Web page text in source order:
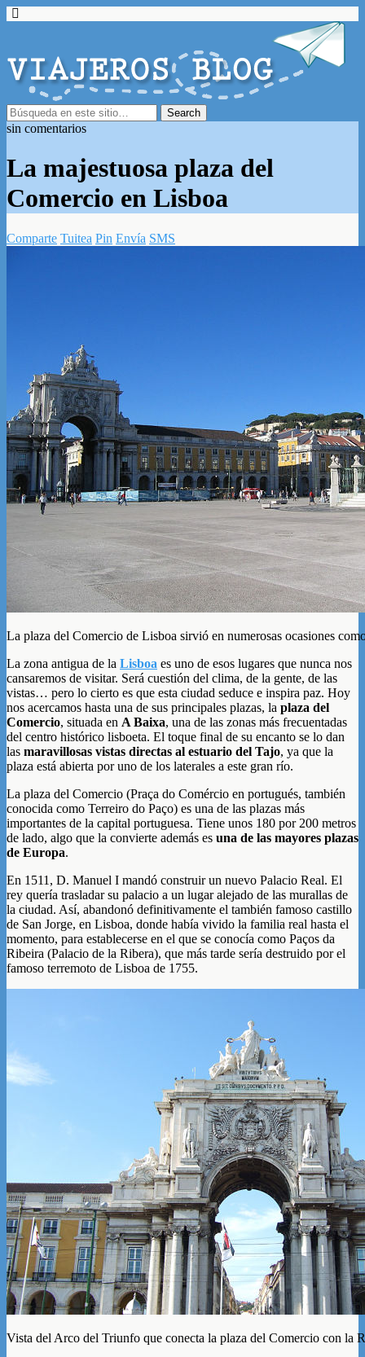
sin comentarios
La majestuosa plaza del
Comercio en Lisboa
Comparte Tuitea Pin Envía SMS
La plaza del Comercio de Lisboa sirvió en numerosas ocasiones
La zona antigua de la Lisboa es uno de esos lugares que nunca nos
cansaremos de visitar. Será cuestión del clima, de la gente, de las
vistas… pero lo cierto es que esta ciudad seduce e inspira paz. Hoy
nos acercamos hasta una de sus principales plazas, la plaza del
Comercio, situada en A Baixa, una de las zonas más frecuentadas
del centro histórico lisboeta. El toque final de su encanto se lo dan
las maravillosas vistas directas al estuario del Tajo, ya que la
plaza está abierta por uno de los laterales a este gran río.
La plaza del Comercio (Praça do Comércio en portugués, también
conocida como Terreiro do Paço) es una de las plazas más
importantes de la capital portuguesa. Tiene unos 180 por 200 metros
de lado, algo que la convierte además es una de las mayores plazas
de Europa.
En 1511, D. Manuel I mandó construir un nuevo Palacio Real. El
rey quería trasladar su palacio a un lugar alejado de las murallas de
la ciudad. Así, abandonó definitivamente el también famoso castillo
de San Jorge, en Lisboa, donde había vivido la familia real hasta el
momento, para establecerse en el que se conocía como Paços da
Ribeira (Palacio de la Ribera), que más tarde sería destruido por el
famoso terremoto de Lisboa de 1755.
Vista del Arco del Triunfo que conecta la plaza del Comercio con la